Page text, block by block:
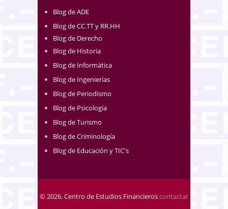
Blog de ADE
Blog de CC.TT y RR.HH
Blog de Derecho
Blog de Historia
Blog de Informática
Blog de Ingenierías
Blog de Periodismo
Blog de Psicología
Blog de Turismo
Blog de Criminología
Blog de Educación y TIC's
© 2026. Centro de Estudios Financieroscontactar